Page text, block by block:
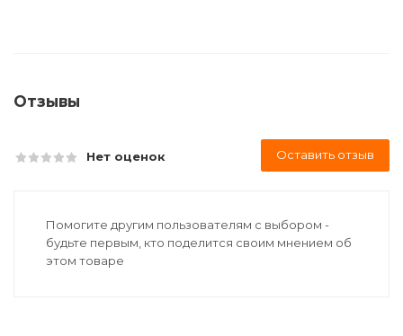
Отзывы
Нет оценок Оставить отзыв
Помогите другим пользователям с выбором -
будьте первым, кто поделится своим мнением об
этом товаре